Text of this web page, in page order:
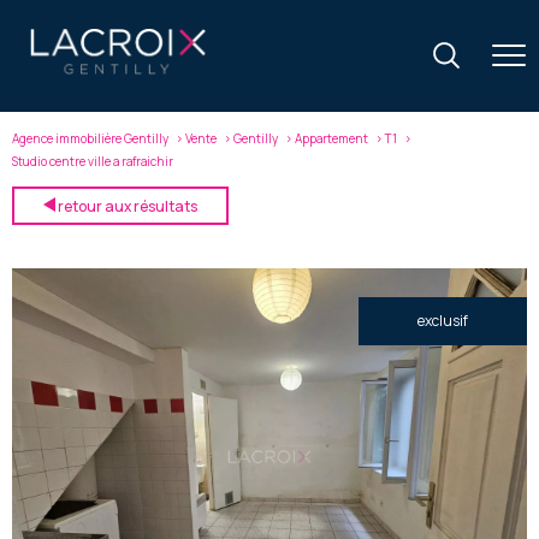
Agence immobilière Gentilly Vente Gentilly Appartement
T1
Studio centre ville a rafraichir
retour aux résultats
exclusif